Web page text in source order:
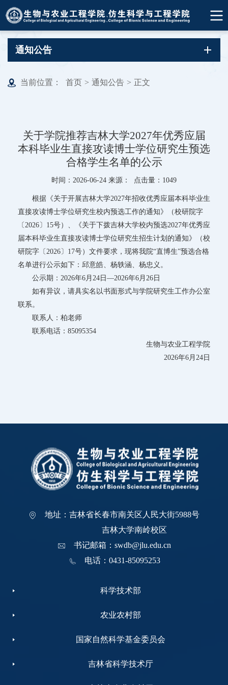
通知公告
当前位置： 首页 > 通知公告 > 正文
关于学院推荐吉林大学2027年优秀应届
本科毕业生直接攻读博士学位研究生预选
合格学生名单的公示
时间：2026-06-24 来源： 点击量： 1049
根据《关于开展吉林大学2027年招收优秀应届本科毕业生
直接攻读博士学位研究生校内预选工作的通知》（校研院字
〔2026〕15号）、《关于下拨吉林大学校内预选2027年优秀应
届本科毕业生直接攻读博士学位研究生招生计划的通知》（校
研院字〔2026〕17号）文件要求，现将我院“直博生”预选合格
名单进行公示如下：邱意皓、杨轶涵、杨忠义。
公示期：2026年6月24日—2026年6月26日
如有异议，请具实名以书面形式与学院研究生工作办公室
联系。
联系人：柏老师
联系电话：85095354
生物与农业工程学院
2026年6月24日
地址：吉林省长春市南关区人民大街5988号
吉林大学南岭校区
书记邮箱：swdb@jlu.edu.cn
电话：0431-85095253
科学技术部
农业农村部
国家自然科学基金委员会
吉林省科学技术厅